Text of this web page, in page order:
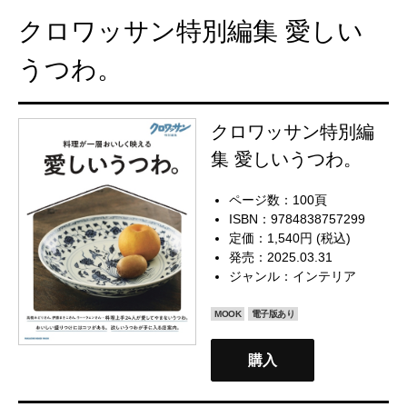
クロワッサン特別編集 愛しい
うつわ。
クロワッサン特別編
集 愛しいうつわ。
ページ数：100頁
ISBN：9784838757299
定価：1,540円 (税込)
発売：2025.03.31
ジャンル： インテリア
MOOK 電子版あり
購入